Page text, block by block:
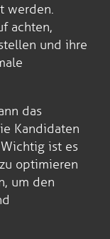
werden.
achten,
und ihre
das
Kandidaten
ist es
optimieren
um den